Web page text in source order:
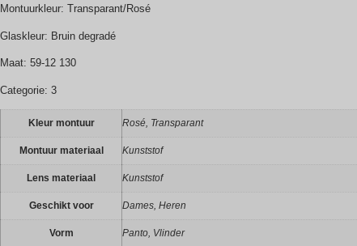
Montuurkleur: Transparant/Rosé
Glaskleur: Bruin degradé
Maat: 59-12 130
Categorie: 3
Kleur montuur Rosé, Transparant
Montuur materiaal Kunststof
Lens materiaal Kunststof
Geschikt voor Dames, Heren
Vorm Panto, Vlinder